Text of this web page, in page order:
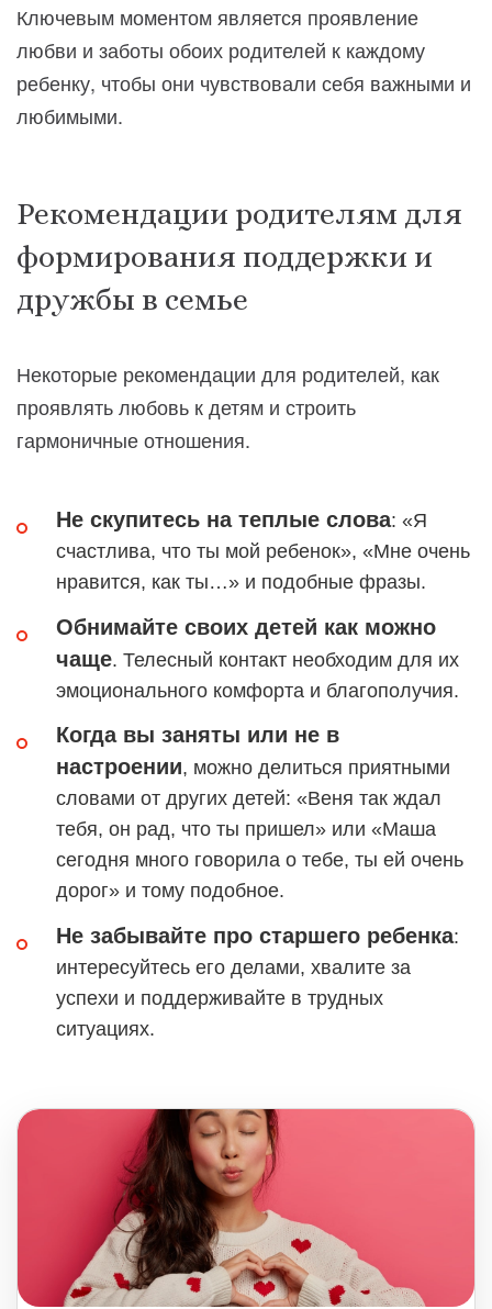
Ключевым моментом является проявление
любви и заботы обоих родителей к каждому
ребенку, чтобы они чувствовали себя важными и
любимыми.
Рекомендации родителям для
формирования поддержки и
дружбы в семье
Некоторые рекомендации для родителей, как
проявлять любовь к детям и строить
гармоничные отношения.
Не скупитесь на теплые слова: «Я
счастлива, что ты мой ребенок», «Мне очень
нравится, как ты…» и подобные фразы.
Обнимайте своих детей как можно
чаще. Телесный контакт необходим для их
эмоционального комфорта и благополучия.
Когда вы заняты или не в
настроении, можно делиться приятными
словами от других детей: «Веня так ждал
тебя, он рад, что ты пришел» или «Маша
сегодня много говорила о тебе, ты ей очень
дорог» и тому подобное.
Не забывайте про старшего ребенка:
интересуйтесь его делами, хвалите за
успехи и поддерживайте в трудных
ситуациях.